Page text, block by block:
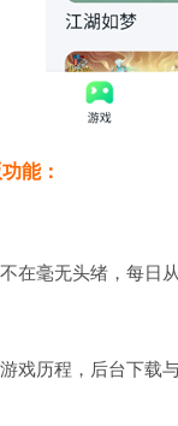
能：
在毫无头绪，每日
戏历程，后台下载